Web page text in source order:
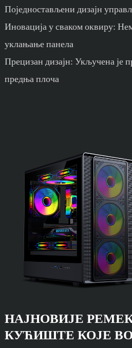
Поједностављени дизајн
Иновација у сваком оквиру:
уклањање панела
Прецизан дизајн: Укључена је
предња плоча
НАЈНОВИЈЕ
КУЋИШТЕ КОЈЕ